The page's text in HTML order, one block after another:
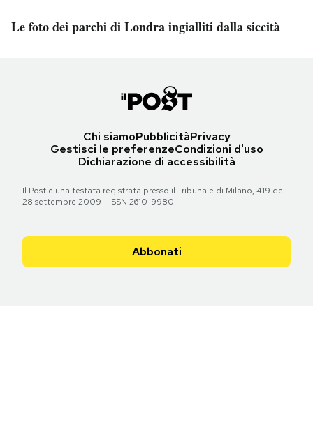
Le foto dei parchi di Londra ingialliti dalla siccità
Chi siamoPubblicitàPrivacy
Gestisci le preferenzeCondizioni d'uso
Dichiarazione di accessibilità
Il Post è una testata registrata presso il Tribunale di Milano, 419 del
28 settembre 2009 - ISSN 2610-9980
Abbonati